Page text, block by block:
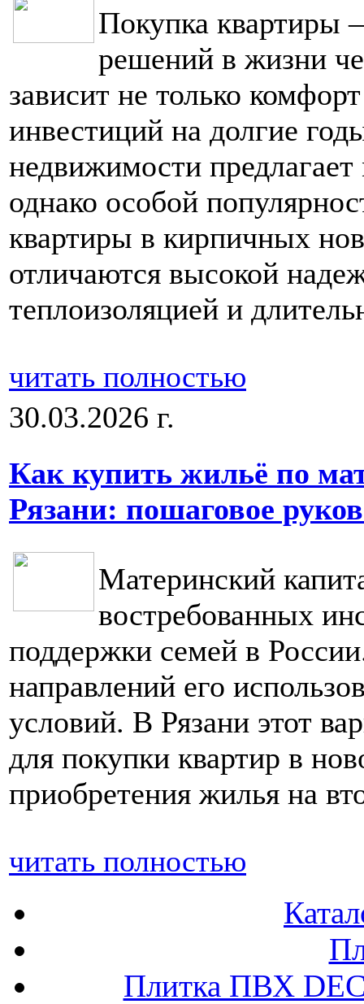
Покупка
решений в жизни
зависит не только
инвестиций на долгие
недвижимости
однако особой
квартиры в кирпичных
отличаются высокой
теплоизоляцией и
читать полностью
30.03.2026 г.
Как купить жильё по
Рязани: пошаговое
Материнский
востребованных
поддержки семей в
направлений его
условий. В Рязани этот
для покупки квартир в
приобретения жилья на
читать полностью
Плитка ПВХ